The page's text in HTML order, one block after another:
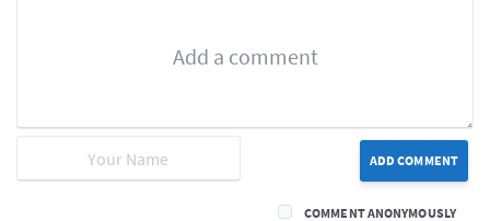
ADD COMMENT
COMMENT ANONYMOUSLY